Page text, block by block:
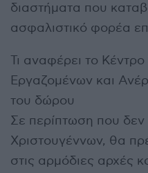
διαστήματα που
ασφαλιστικό φορέα
Τι αναφέρει το
Εργαζομένων και
του δώρου
Σε περίπτωση που
Χριστουγέννων, θα
στις αρμόδιες αρχές